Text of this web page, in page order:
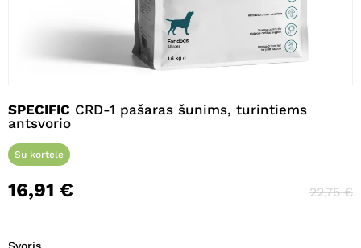
SPECIFIC CRD-1 pašaras šunims, turintiems
antsvorio
Su kortele
16,91 € 22,75€
Svoris